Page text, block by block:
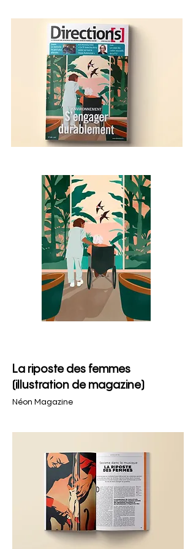
La riposte des femmes
(illustration de magazine)
Néon Magazine